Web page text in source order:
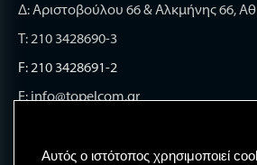
Αυτός ο ιστότοπος χρησιμοποιεί
Δ: Αριστοβούλου 66 & Αλκμήνης 66,
Τ: 210 3428690-3
F: 210 3428691-2
E: info@topelcom.gr
ΧΡΉΣΙΜΑ LINK